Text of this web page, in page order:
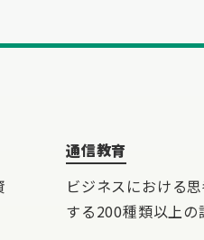
通信教育
ビジネスにおける
する200種類以上の